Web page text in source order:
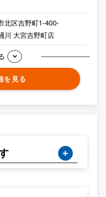
北区吉野町1-400-
川 大宮吉野町店
を見る